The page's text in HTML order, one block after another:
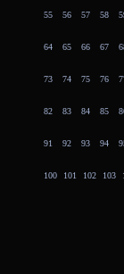
55 56 57 58
64 65 66 67
73 74 75 76
82 83 84 85
91 92 93 94
100 101 102 103